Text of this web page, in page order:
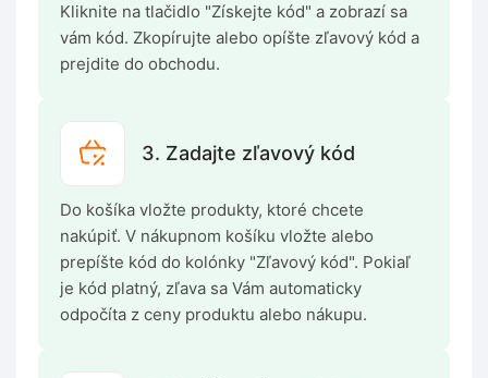
Kliknite na tlačidlo "Získejte kód" a zobrazí sa
vám kód. Zkopírujte alebo opíšte zľavový kód a
prejdite do obchodu.
3. Zadajte zľavový kód
Do košíka vložte produkty, ktoré chcete
nakúpiť. V nákupnom košíku vložte alebo
prepíšte kód do kolónky "Zľavový kód". Pokiaľ
je kód platný, zľava sa Vám automaticky
odpočíta z ceny produktu alebo nákupu.